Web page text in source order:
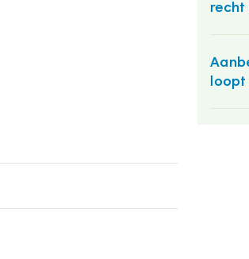
recht
loopt